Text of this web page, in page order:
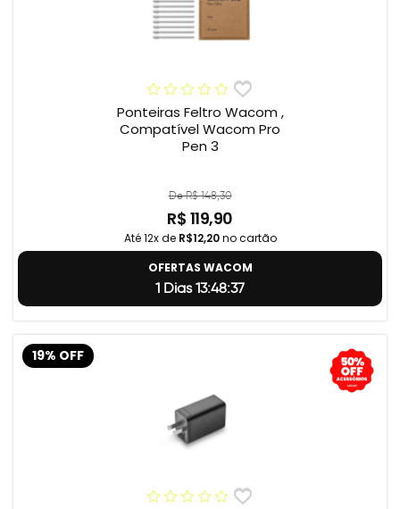
Ponteiras Feltro Wacom ,
Compatível Wacom Pro
Pen 3
De R$ 148,30
R$ 119,90
Até 12x de R$12,20no cartão
OFERTAS WACOM
1 Dias 13:48:37
19% OFF